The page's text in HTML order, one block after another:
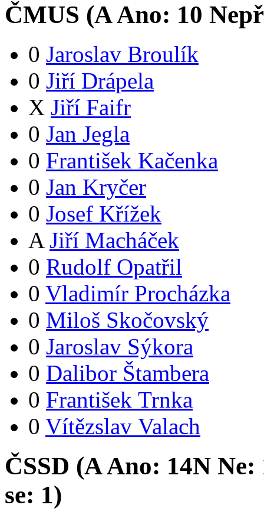
ČMUS (AAno: 10
0 Jaroslav Broulík
0 Jiří Drápela
X Jiří Faifr
0 Jan Jegla
0 František Kačenka
0 Jan Kryčer
0 Josef Křížek
A Jiří Macháček
0 Rudolf Opatřil
0 Vladimír Procházka
0 Miloš Skočovský
0 Jaroslav Sýkora
0 Dalibor Štambera
0 František Trnka
0 Vítězslav Valach
ČSSD (AAno: 14N Ne:
se: 1)